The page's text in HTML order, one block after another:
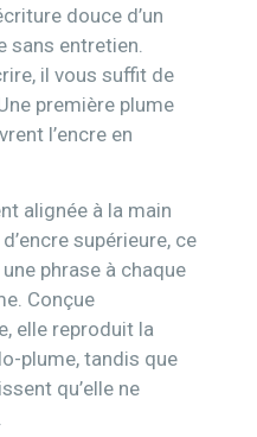
douce d’un
sans entretien.
il vous suffit de
première plume
l’encre en
alignée à la main
supérieure, ce
phrase à chaque
Conçue
elle reproduit la
plume, tandis que
qu’elle ne